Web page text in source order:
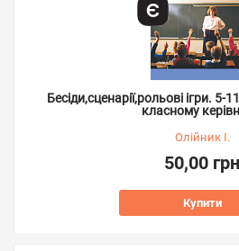
Бесіди,сценарії,рольові ігри.
класному
Олійник І.
50,00 грн
Купити